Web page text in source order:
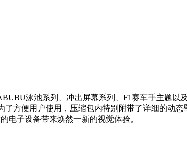
泳池系列、冲出屏幕系列、F1赛车手主题以
方便用户使用，压缩包内特别附带了详细的动
电子设备带来焕然一新的视觉体验。